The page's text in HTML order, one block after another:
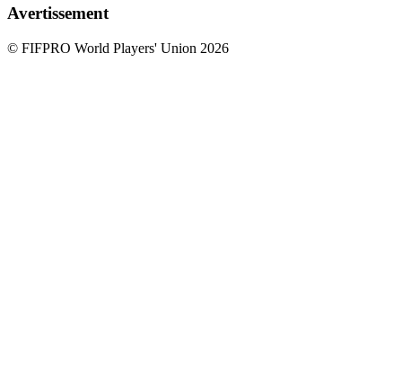
Avertissement
© FIFPRO World Players' Union 2026